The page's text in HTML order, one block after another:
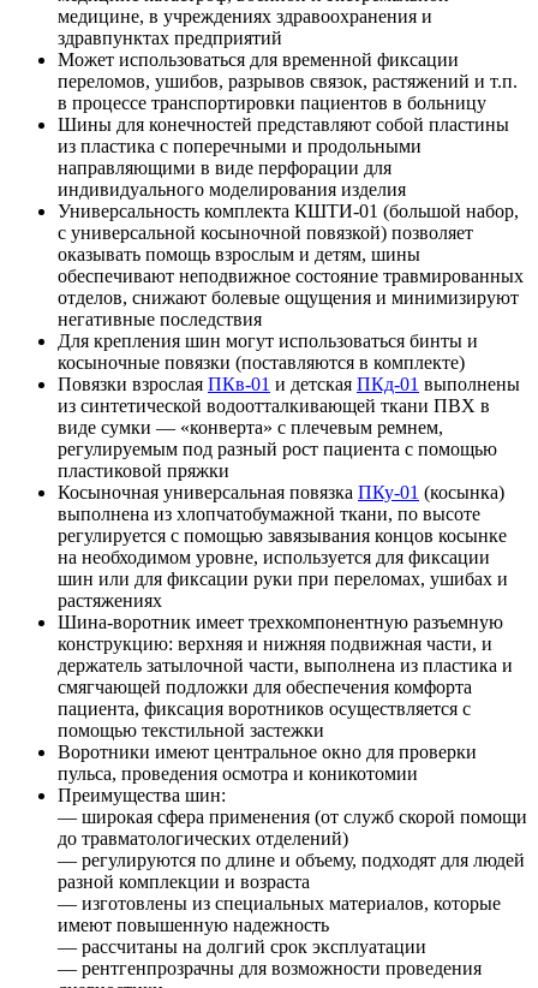
медицине, в учреждениях здравоохранения и
здравпунктах предприятий
Может использоваться для временной фиксации
переломов, ушибов, разрывов связок, растяжений и т.п.
в процессе транспортировки пациентов в больницу
Шины для конечностей представляют собой пластины
из пластика с поперечными и продольными
направляющими в виде перфорации для
индивидуального моделирования изделия
Универсальность комплекта КШТИ-01 (большой набор,
с универсальной косыночной повязкой) позволяет
оказывать помощь взрослым и детям, шины
обеспечивают неподвижное состояние травмированных
отделов, снижают болевые ощущения и минимизируют
негативные последствия
Для крепления шин могут использоваться бинты и
косыночные повязки (поставляются в комплекте)
Повязки взрослая ПКв-01 и детская ПКд-01 выполнены
из синтетической водоотталкивающей ткани ПВХ в
виде сумки — «конверта» c плечевым ремнем,
регулируемым под разный рост пациента с помощью
пластиковой пряжки
Косыночная универсальная повязка ПКу-01 (косынка)
выполнена из хлопчатобумажной ткани, по высоте
регулируется с помощью завязывания концов косынке
на необходимом уровне, используется для фиксации
шин или для фиксации руки при переломах, ушибах и
растяжениях
Шина-воротник имеет трехкомпонентную разъемную
конструкцию: верхняя и нижняя подвижная части, и
держатель затылочной части, выполнена из пластика и
смягчающей подложки для обеспечения комфорта
пациента, фиксация воротников осуществляется с
помощью текстильной застежки
Воротники имеют центральное окно для проверки
пульса, проведения осмотра и коникотомии
Преимущества шин:
— широкая сфера применения (от служб скорой помощи
до травматологических отделений)
— регулируются по длине и объему, подходят для людей
разной комплекции и возраста
— изготовлены из специальных материалов, которые
имеют повышенную надежность
— рассчитаны на долгий срок эксплуатации
— рентгенпрозрачны для возможности проведения